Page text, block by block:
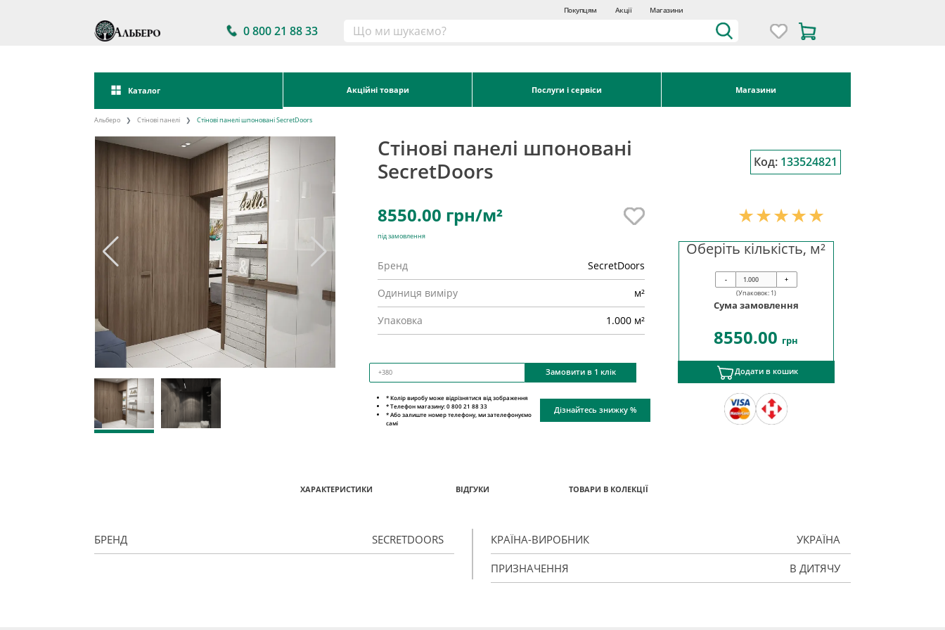
Покупцям Акції Магазини
0 800 21 88 33
Каталог Акційні товари Послуги і сервіси Магазини
Альберо Стінові панелі Стінові панелі шпоновані SecretDoors
Стінові панелі шпоновані
SecretDoors
Код: 133524821
8550.00 грн/м²
під замовлення
Бренд SecretDoors
Одиниця виміру м²
Упаковка 1.000 м²
Замовити в 1 клік
Оберіть кількість, м²
-
+
(Упаковок: 1)
Сума замовлення
8550.00 грн
Додати в кошик
* Колір виробу може відрізнятися від зображення
* Телефон магазину: 0 800 21 88 33
* Або залиште номер телефону, ми зателефонуємо
самі
Дізнайтесь знижку %
ХАРАКТЕРИСТИКИ ВІДГУКИ ТОВАРИ В КОЛЕКЦІЇ
БРЕНД SECRETDOORS КРАЇНА-ВИРОБНИК УКРАЇНА
ПРИЗНАЧЕННЯ В ДИТЯЧУ